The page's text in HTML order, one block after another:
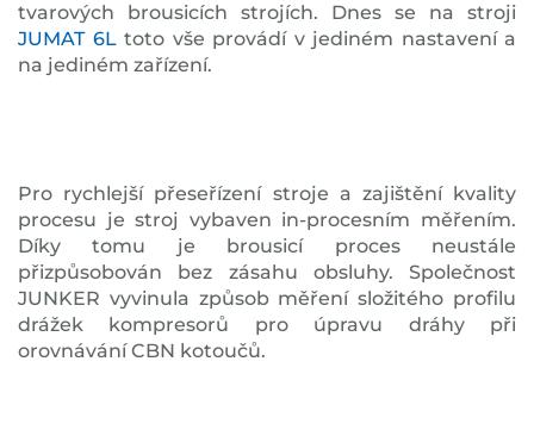
tvarových brousicích strojích. Dnes se na stroji
JUMAT 6Ltoto vše provádí v jediném nastavení a
na jediném zařízení.
Pro rychlejší přeseřízení stroje a zajištění kvality
procesu je stroj vybaven in-procesním měřením.
Díky tomu je brousicí proces neustále
přizpůsobován bez zásahu obsluhy. Společnost
JUNKER vyvinula způsob měření složitého profilu
drážek kompresorů pro úpravu dráhy při
orovnávání CBN kotoučů.